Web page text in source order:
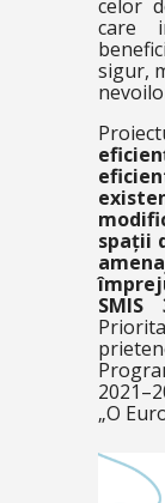
celor
care
sigur,
spații
SMIS
„O